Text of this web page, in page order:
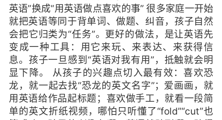
英语”换成“用英语做点喜欢的事” 很多家庭一开始
就把英语等同于背单词、做题、纠音，孩子自然
会把它归类为“任务”。更好的做法，是让英语先
变成一种工具：用它来玩、来表达、来获得信
息。孩子一旦感到“英语对我有用”，抵触就会明
显下降。 从孩子的兴趣点切入最有效：喜欢恐
龙，就一起去找“恐龙的英文名字”；爱画画，就
用英语给作品起标题；喜欢做手工，就看一段简
单的英文折纸视频，哪怕只听懂了“fold”“cut”也